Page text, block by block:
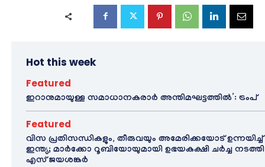
Hot this week
Featured
ഇറാനുമായുള്ള സമാധാനകരാർ അന്തിമഘട്ടത്തിൽ‌’: ട്രംപ്
Featured
വിസ പ്രതിസന്ധികളും, തീരുവയും അമേരിക്കയോട് ഉന്നയിച്ച്
ഇന്ത്യ; മാർക്കോ റൂബിയോയുമായി ഉഭയകക്ഷി ചർച്ച നടത്തി
എസ് ജയശങ്കർ